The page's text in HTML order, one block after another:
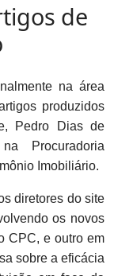
de
na área
produzidos
Pedro Dias de
Procuradoria
Imobiliário.
diretores do site
os novos
CPC, e outro em
sobre a eficácia